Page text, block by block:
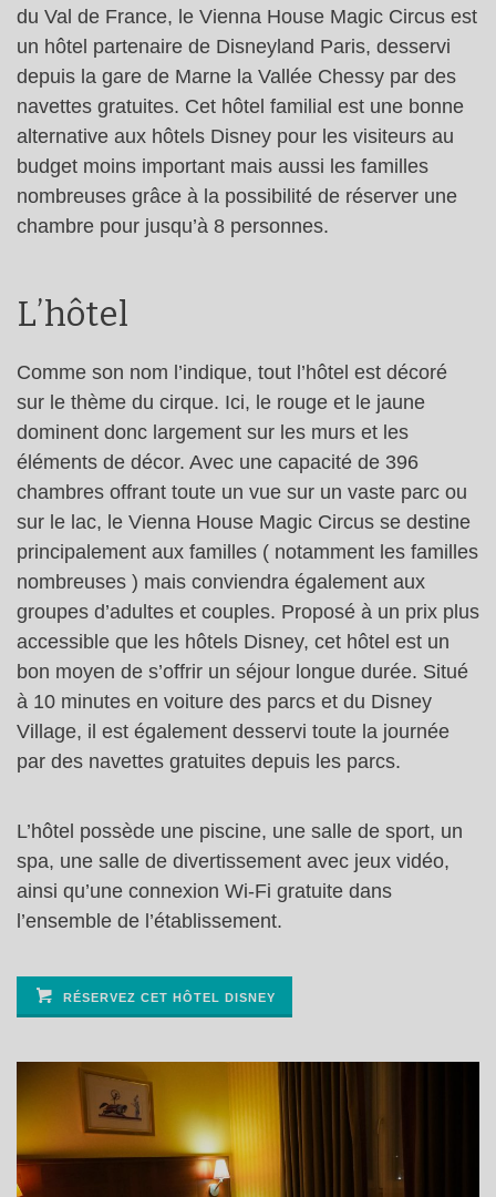
du Val de France, le Vienna House Magic Circus est
un hôtel partenaire de Disneyland Paris, desservi
depuis la gare de Marne la Vallée Chessy par des
navettes gratuites. Cet hôtel familial est une bonne
alternative aux hôtels Disney pour les visiteurs au
budget moins important mais aussi les familles
nombreuses grâce à la possibilité de réserver une
chambre pour jusqu’à 8 personnes.
L’hôtel
Comme son nom l’indique, tout l’hôtel est décoré
sur le thème du cirque. Ici, le rouge et le jaune
dominent donc largement sur les murs et les
éléments de décor. Avec une capacité de 396
chambres offrant toute un vue sur un vaste parc ou
sur le lac, le Vienna House Magic Circus se destine
principalement aux familles ( notamment les familles
nombreuses ) mais conviendra également aux
groupes d’adultes et couples. Proposé à un prix plus
accessible que les hôtels Disney, cet hôtel est un
bon moyen de s’offrir un séjour longue durée. Situé
à 10 minutes en voiture des parcs et du Disney
Village, il est également desservi toute la journée
par des navettes gratuites depuis les parcs.
L’hôtel possède une piscine, une salle de sport, un
spa, une salle de divertissement avec jeux vidéo,
ainsi qu’une connexion Wi-Fi gratuite dans
l’ensemble de l’établissement.
RÉSERVEZ CET HÔTEL DISNEY